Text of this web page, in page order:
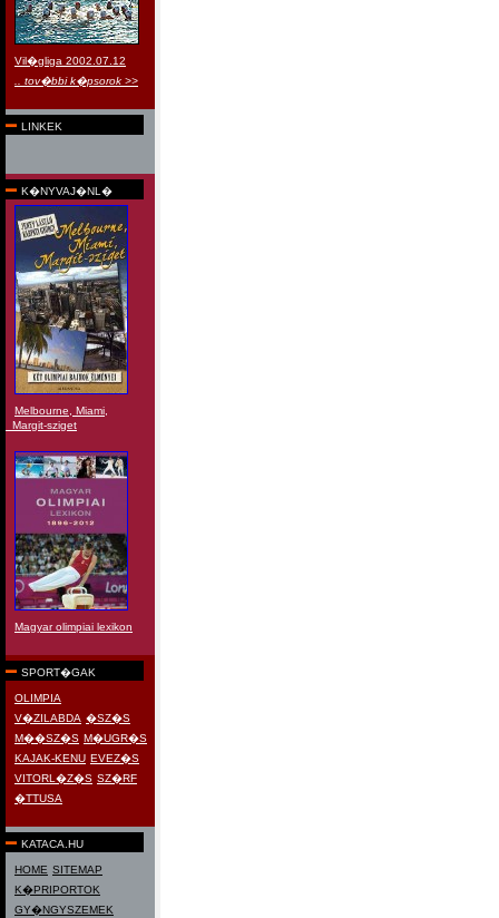
Vil�gliga 2002.07.12
.. tov�bbi k�psorok >>
LINKEK
K�NYVAJ�NL�
Melbourne, Miami,
Margit-sziget
Magyar olimpiai lexikon
SPORT�GAK
OLIMPIA
V�ZILABDA �SZ�S
M��SZ�S M�UGR�S
KAJAK-KENU EVEZ�S
VITORL�Z�S SZ�RF
�TTUSA
KATACA.HU
HOME SITEMAP
K�PRIPORTOK
GY�NGYSZEMEK